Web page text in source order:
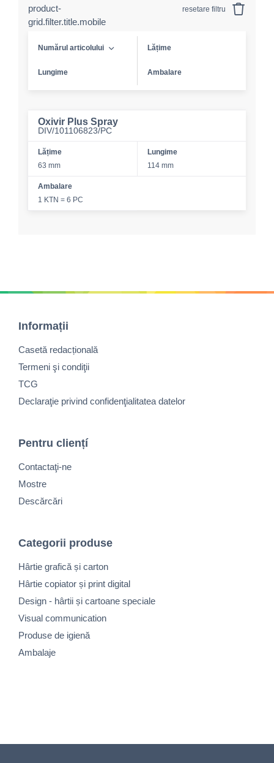
product-
grid.filter.title.mobile
resetare filtru
Numărul articolului Lățime
Lungime Ambalare
Oxivir Plus Spray
DIV/101106823/PC
Lățime
63 mm
Lungime
114 mm
Ambalare
1 KTN = 6 PC
Informații
Casetă redacțională
Termeni şi condiţii
TCG
Declaraţie privind confidenţialitatea datelor
Pentru cliențí
Contactaţi-ne
Mostre
Descărcări
Categorii produse
Hârtie grafică și carton
Hârtie copiator și print digital
Design - hârtii și cartoane speciale
Visual communication
Produse de igienă
Ambalaje